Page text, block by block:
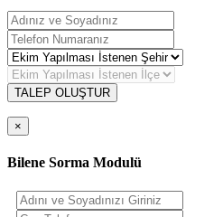
TALEP OLUŞTUR
×
Bilene Sorma Modulü